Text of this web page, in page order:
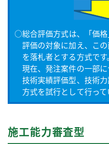
○総合評価方式は、「価
評価の対象に加え、こ
を落札者とする方式です。
現在、発注案件の一部に
技術実績評価型、技術
方式を試行として行って
施工能力審査型